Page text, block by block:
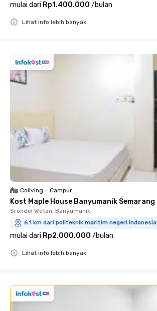
mulai dari Rp1.400.000 /bulan
Lihat info lebih banyak
Coliving • Campur
Kost Maple House Banyumanik Semarang
Srondol Wetan, Banyumanik
6.1 km dari politeknik maritim negeri indonesia
mulai dari Rp2.000.000 /bulan
Lihat info lebih banyak